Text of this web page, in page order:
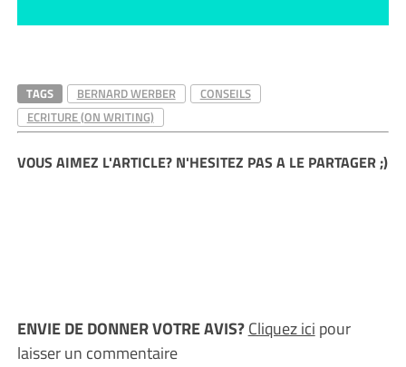
TAGS BERNARD WERBER
CONSEILS
ECRITURE (ON WRITING)
VOUS AIMEZ L'ARTICLE? N'HESITEZ PAS A LE PARTAGER ;)
ENVIE DE DONNER VOTRE AVIS?Cliquez ici pour
laisser un commentaire